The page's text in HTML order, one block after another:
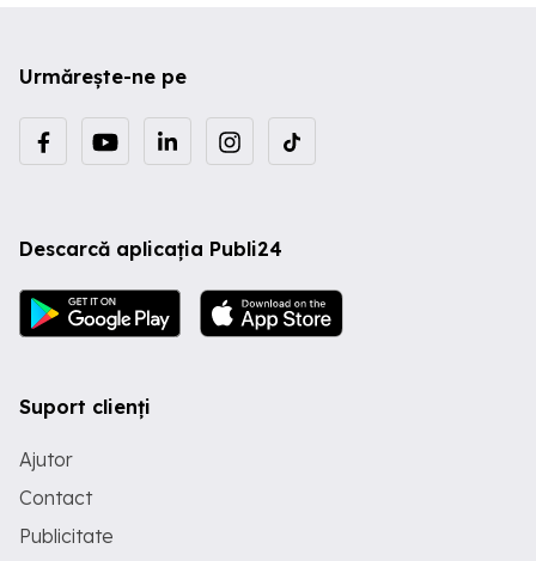
Urmărește-ne pe
Descarcă aplicația Publi24
Suport clienți
Ajutor
Contact
Publicitate